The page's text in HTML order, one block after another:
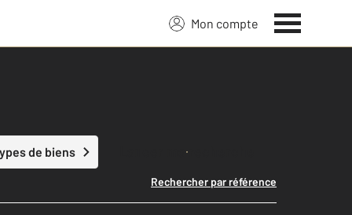
Mon compte
de biens Lancer ma recherche
Rechercher par référence